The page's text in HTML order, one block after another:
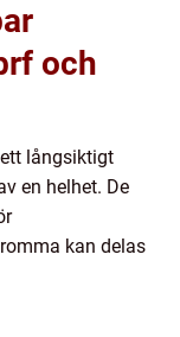
och
långsiktigt
en helhet. De
kan delas